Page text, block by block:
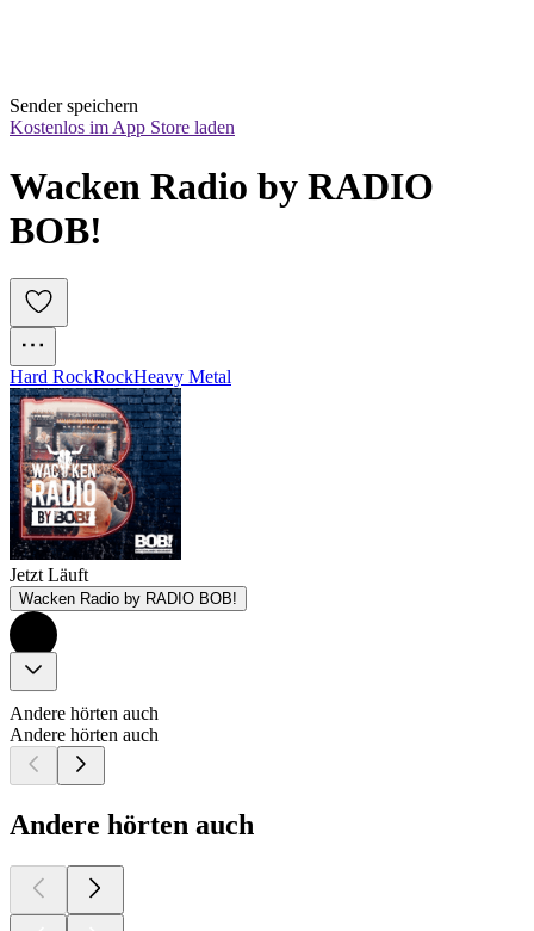
Sender speichern
Kostenlos im App Store laden
Wacken Radio by RADIO
BOB!
Hard RockRockHeavy Metal
Jetzt Läuft
Wacken Radio by RADIO BOB!
Andere hörten auch
Andere hörten auch
Andere hörten auch